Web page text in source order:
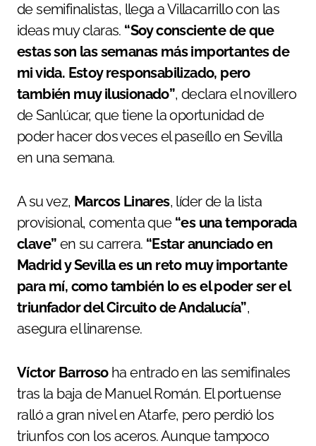
de semifinalistas, llega a Villacarrillo con las
ideas muy claras. “Soy consciente de que
estas son las semanas más importantes de
mi vida. Estoy responsabilizado, pero
también muy ilusionado”, declara el novillero
de Sanlúcar, que tiene la oportunidad de
poder hacer dos veces el paseíllo en Sevilla
en una semana.
A su vez, Marcos Linares, líder de la lista
provisional, comenta que “es una temporada
clave” en su carrera. “Estar anunciado en
Madrid y Sevilla es un reto muy importante
para mí, como también lo es el poder ser el
triunfador del Circuito de Andalucía”,
asegura el linarense.
Víctor Barrosoha entrado en las semifinales
tras la baja de Manuel Román. El portuense
ralló a gran nivel en Atarfe, pero perdió los
triunfos con los aceros. Aunque tampoco